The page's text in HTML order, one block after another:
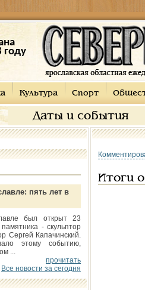
году
Культура Спорт
Даты и события
пять лет в
был открыт 23
- скульптор
Сергей Капачинский.
этому событию,
...
прочитать
Все новости за сегодня
Итоги